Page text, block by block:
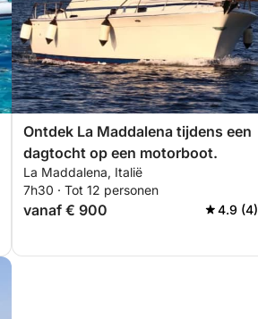
Ontdek La Maddalena tijdens een
dagtocht op een motorboot.
La Maddalena, Italië
7h30 · Tot 12 personen
vanaf € 900 4.9 (4)